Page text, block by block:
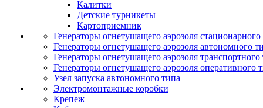
Калитки
Детские турникеты
Картоприемник
Генераторы огнетушащего аэрозоля стационарного
Генераторы огнетушащего аэрозоля автономного
Генераторы огнетушащего аэрозоля транспортного
Генераторы огнетушащего аэрозоля оперативного
Узел запуска автономного типа
Электромонтажные коробки
Крепеж